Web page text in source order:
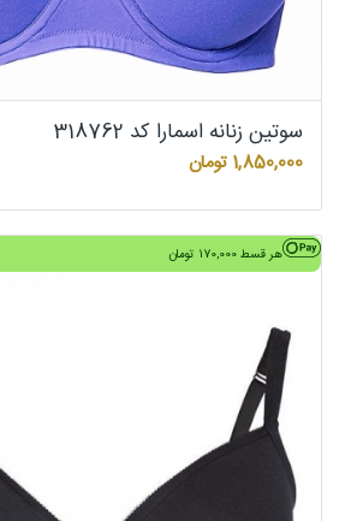
سوتین زنانه اسمارا کد 318762
1,850,000 تومان
هر قسط170,000 تومان